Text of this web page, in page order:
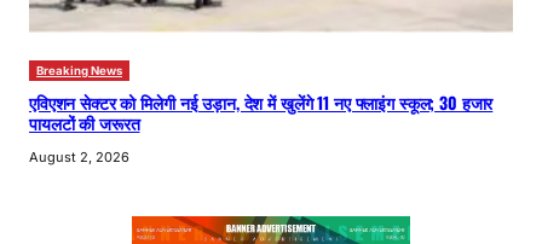
Breaking News
एविएशन सेक्टर को मिलेगी नई उड़ान, देश में खुलेंगे 11 नए फ्लाइंग स्कूल; 30 हजार
पायलटों की जरूरत
August 2, 2026